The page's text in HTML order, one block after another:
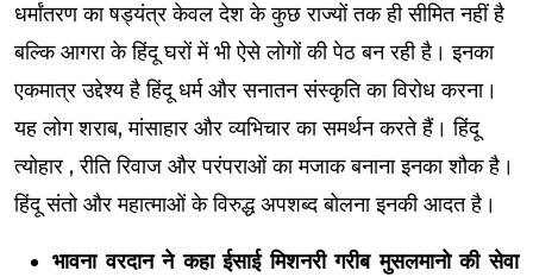
धर्मांतरण का षड्यंत्र केवल देश के कुछ राज्यों तक ही सीमित नहीं है
बल्कि आगरा के हिंदू घरों में भी ऐसे लोगों की पेठ बन रही है। इनका
एकमात्र उद्देश्य है हिंदू धर्म और सनातन संस्कृति का विरोध करना।
यह लोग शराब, मांसाहार और व्यभिचार का समर्थन करते हैं। हिंदू
त्योहार , रीति रिवाज और परंपराओं का मजाक बनाना इनका शौक है।
हिंदू संतो और महात्माओं के विरुद्ध अपशब्द बोलना इनकी आदत है।
भावना वरदान ने कहा ईसाई मिशनरी गरीब मुसलमानो की सेवा